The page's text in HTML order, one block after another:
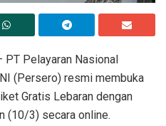
PT Pelayaran Nasional
(Persero) resmi membuka
Gratis Lebaran dengan
(10/3) secara online.